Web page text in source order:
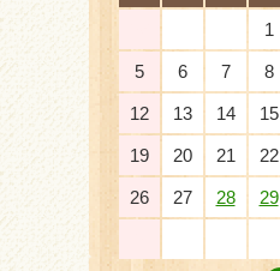
1
5 6 7 8
12 13 14 15
19 20 21 22
26 27 28 29